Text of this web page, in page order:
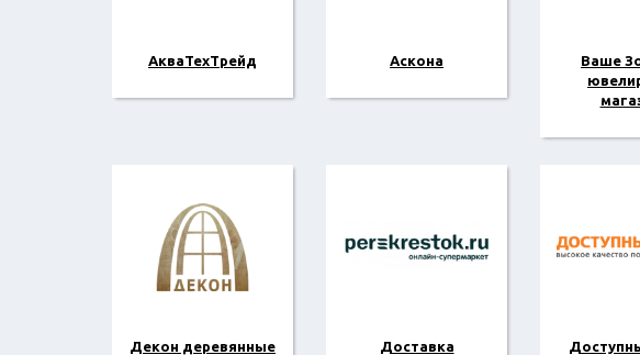
АкваТехТрейд Аскона
Ваше
Декон деревянные
Доставка